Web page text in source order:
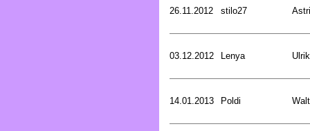
26.11.2012 stilo27
03.12.2012 Lenya
14.01.2013 Poldi